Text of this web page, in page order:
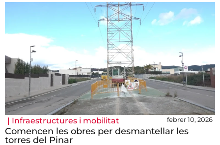
| Infraestructures i mobilitat febrer 10, 2026
Comencen les obres per desmantellar les
torres del Pinar